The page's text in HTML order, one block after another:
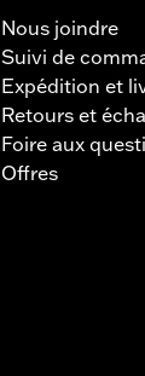
Nous joindre
Suivi de
Expédition et
Retours et
Foire aux
Offres